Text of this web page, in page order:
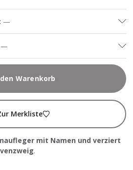
: —
—
Warenkorb
Merkliste
mit Namen und verziert
.